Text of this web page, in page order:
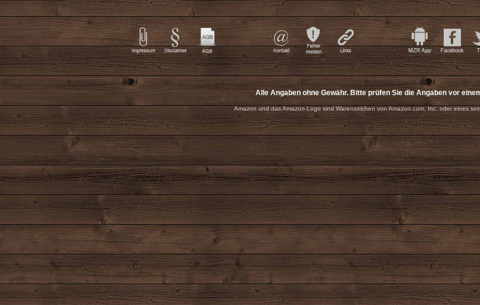
Alle Angaben ohne Gewähr. Bitte prüfen Sie die Angaben vor
Amazon und das Amazon-Logo sind Warenzeichen von Amazon.com, Inc. oder eines